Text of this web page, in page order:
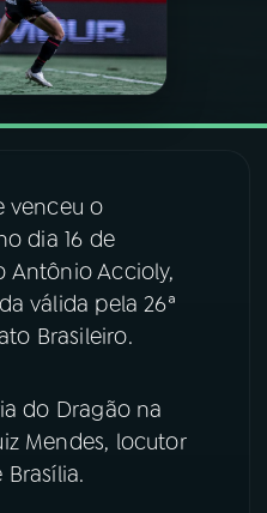
X
venceu o
dia 16 de
Antônio Accioly,
válida pela 26ª
Brasileiro.
do Dragão na
Mendes, locutor